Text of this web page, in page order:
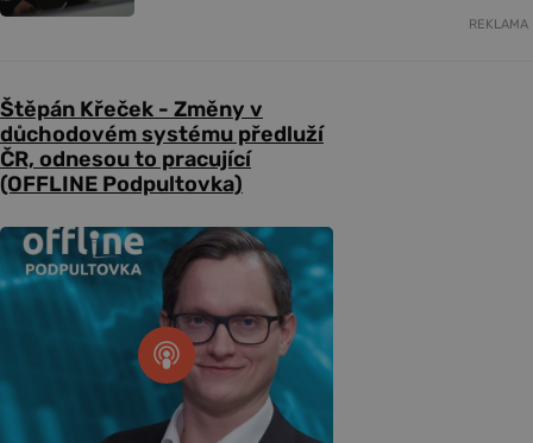
REKLAMA
Štěpán Křeček - Změny v
důchodovém systému předluží
ČR, odnesou to pracující
(OFFLINE Podpultovka)